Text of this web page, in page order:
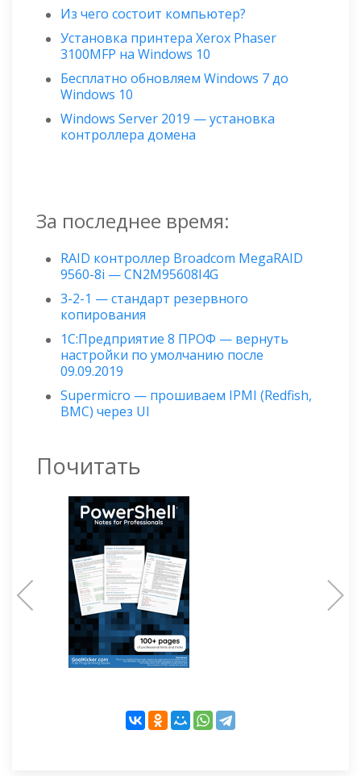
Из чего состоит компьютер?
Установка принтера Xerox Phaser
3100MFP на Windows 10
Бесплатно обновляем Windows 7 до
Windows 10
Windows Server 2019 — установка
контроллера домена
За последнее время:
RAID контроллер Broadcom MegaRAID
9560-8i — CN2M95608I4G
3-2-1 — стандарт резервного
копирования
1С:Предприятие 8 ПРОФ — вернуть
настройки по умолчанию после
09.09.2019
Supermicro — прошиваем IPMI (Redfish,
BMC) через UI
Почитать